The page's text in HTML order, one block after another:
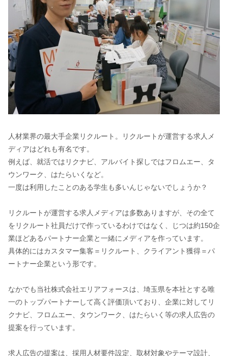
人材業界の最大手企業リクルート。リクルートが運営する求人メ
ディアはどれも有名です。
例えば、就活ではリクナビ、アルバイト探しではフロムエー、タ
ウンワーク、はたらいくなど。
一度は利用したことのある学生も多いんじゃないでしょうか？
リクルートが運営する求人メディアは多数ありますが、その全て
をリクルート社員だけで作っているわけではなく、じつは約150企
業ほどあるパートナー企業と一緒にメディアを作っています。
具体的にはカスタマー集客＝リクルート、クライアント獲得＝パ
ートナー企業という形です。
なかでも当社株式会社エリアフォースは、埼玉県を本社とする唯
一のトップパートナーして高く評価頂いており、企業に対してリ
クナビ、フロムエー、タウンワーク、はたらいく等の求人広告の
提案を行っています。
求人広告の提案は、採用人材要件設定、取材対象やテーマ設計、